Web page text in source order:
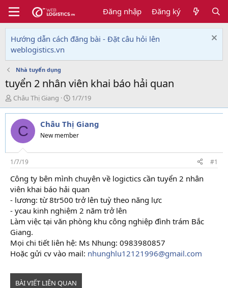
Đăng nhập Đăng ký
Hướng dẫn cách đăng bài - Đặt câu hỏi lên
weblogistics.vn
Nhà tuyển dụng
tuyển 2 nhân viên khai báo hải quan
T
h
r
e
d
s
t
a
r
t
e
r
Châu Thị Giang
N
g
à
y
g
i
1/7/19
C Châu Thị Giang
New member
1/7/19 #1
Công ty bên mình chuyên về logictics cần tuyển 2 nhân
viên khai báo hải quan
- lương: từ 8tr500 trở lên tuỳ theo năng lực
- ycau kinh nghiệm 2 năm trở lên
Làm việc tại văn phòng khu công nghiệp đình trám Bắc
Giang.
Mọi chi tiết liên hệ: Ms Nhung: 0983980857
Hoặc gửi cv vào mail: nhunghlu12121996@gmail.com
BÀI VIẾT LIÊN QUAN